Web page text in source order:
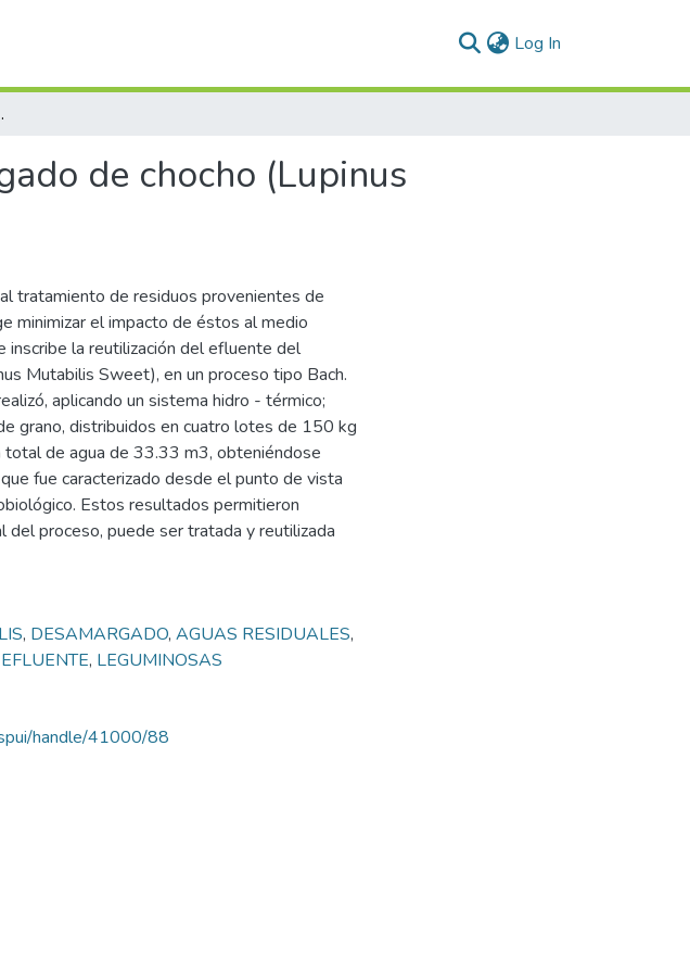
Log In
Sweet)
de chocho (Lupinus
tratamiento de residuos provenientes de
minimizar el impacto de éstos al medio
inscribe la reutilización del efluente del
Mutabilis Sweet), en un proceso tipo Bach.
aplicando un sistema hidro - térmico;
grano, distribuidos en cuatro lotes de 150 kg
total de agua de 33.33 m3, obteniéndose
fue caracterizado desde el punto de vista
Estos resultados permitieron
del proceso, puede ser tratada y reutilizada
, DESAMARGADO, AGUAS RESIDUALES,
EFLUENTE, LEGUMINOSAS
handle/41000/88